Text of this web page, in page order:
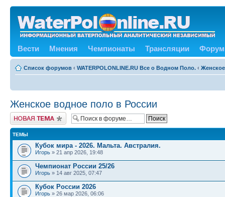
Вести Мнения Чемпионаты Трансляции Форум
Список форумов ‹ WATERPOLONLINE.RU Все о Водном Поло. ‹
Женское водное поло в России
Новая тема
ТЕМЫ
Кубок мира - 2026. Мальта. Австралия.
Игорь » 21 апр 2026, 19:48
Чемпионат России 25/26
Игорь » 14 авг 2025, 07:47
Кубок России 2026
Игорь » 26 мар 2026, 06:06